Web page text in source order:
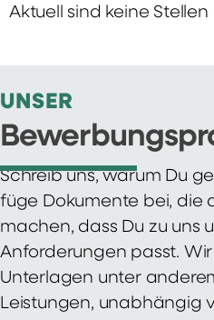
Aktuell sind keine
UNSER
Schreib uns, warum Du
füge Dokumente bei, die
machen, dass Du zu uns
Anforderungen passt.
Unterlagen unter
Leistungen, unabhängig